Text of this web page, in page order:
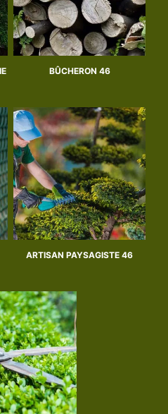
BÛCHERON 46
ARTISAN PAYSAGISTE 46